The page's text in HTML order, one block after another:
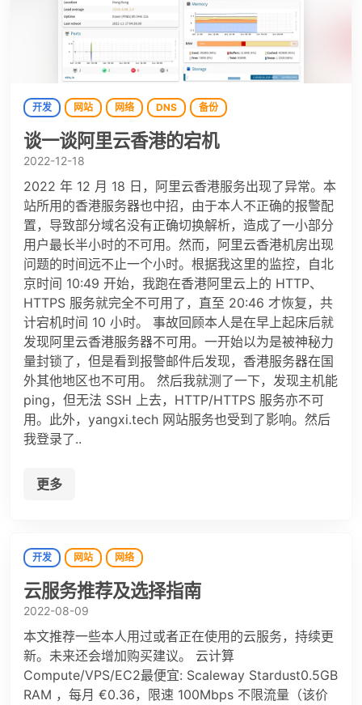
开发 网站 网络 DNS 备份
谈一谈阿里云香港的宕机
2022-12-18
2022 年 12 月 18 日，阿里云香港服务出现了异常。本
站所用的香港服务器也中招，由于本人不正确的报警配
置，导致部分域名没有正确切换解析，造成了一小部分
用户最长半小时的不可用。然而，阿里云香港机房出现
问题的时间远不止一个小时。根据我这里的监控，自北
京时间 10:49 开始，我跑在香港阿里云上的 HTTP、
HTTPS 服务就完全不可用了，直至 20:46 才恢复，共
计宕机时间 10 小时。 事故回顾本人是在早上起床后就
发现阿里云香港服务器不可用。一开始以为是被神秘力
量封锁了，但是看到报警邮件后发现，香港服务器在国
外其他地区也不可用。 然后我就测了一下，发现主机能
ping，但无法 SSH 上去，HTTP/HTTPS 服务亦不可
用。此外，yangxi.tech 网站服务也受到了影响。然后
我登录了..
更多
开发 网站 网络
云服务推荐及选择指南
2022-08-09
本文推荐一些本人用过或者正在使用的云服务，持续更
新。未来还会增加购买建议。 云计算
Compute/VPS/EC2最便宜: Scaleway Stardust0.5GB
RAM ，每月 €0.36，限速 100Mbps 不限流量（该价